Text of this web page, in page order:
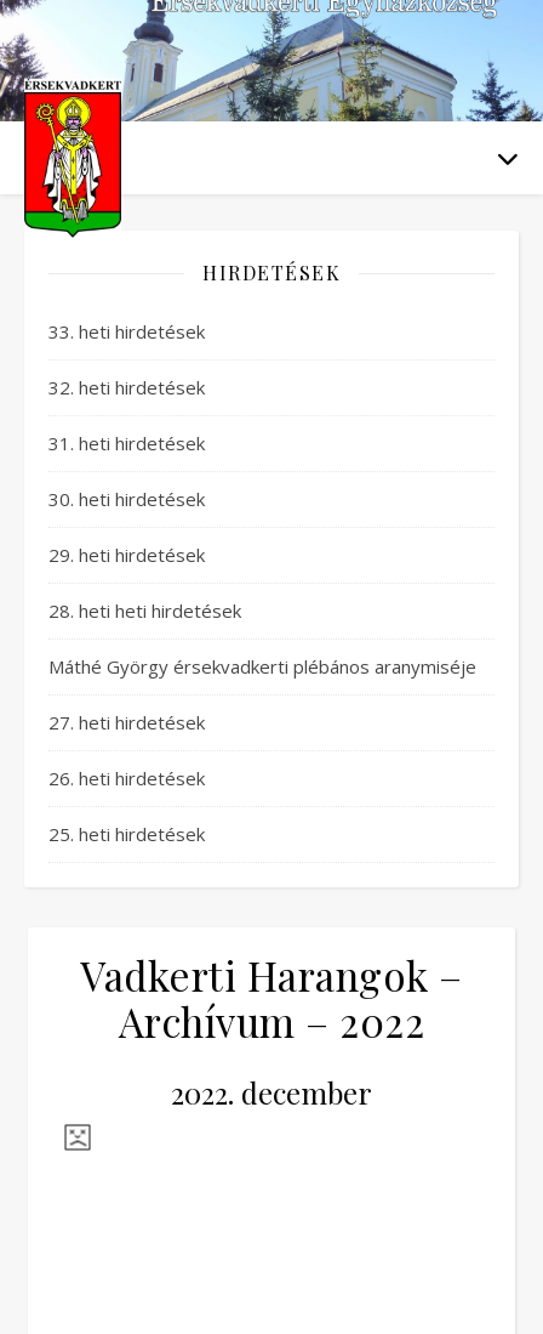
HIRDETÉSEK
33. heti hirdetések
32. heti hirdetések
31. heti hirdetések
30. heti hirdetések
29. heti hirdetések
28. heti heti hirdetések
Máthé György érsekvadkerti plébános aranymiséje
27. heti hirdetések
26. heti hirdetések
25. heti hirdetések
Vadkerti Harangok –
Archívum – 2022
2022. december